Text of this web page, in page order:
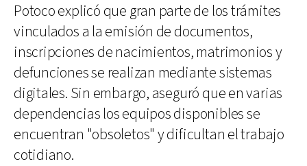
Potoco explicó que gran parte de los trámites
vinculados a la emisión de documentos,
inscripciones de nacimientos, matrimonios y
defunciones se realizan mediante sistemas
digitales. Sin embargo, aseguró que en varias
dependencias los equipos disponibles se
encuentran "obsoletos" y dificultan el trabajo
cotidiano.